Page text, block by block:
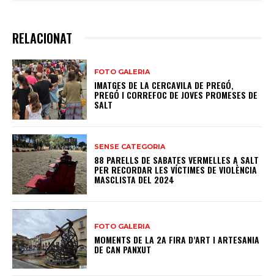
RELACIONAT
FOTO GALERIA
IMATGES DE LA CERCAVILA DE PREGÓ,
PREGÓ I CORREFOC DE JOVES PROMESES DE
SALT
SENSE CATEGORIA
88 PARELLS DE SABATES VERMELLES A SALT
PER RECORDAR LES VÍCTIMES DE VIOLÈNCIA
MASCLISTA DEL 2024
FOTO GALERIA
MOMENTS DE LA 2A FIRA D’ART I ARTESANIA
DE CAN PANXUT